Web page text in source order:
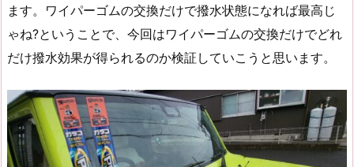
ます。ワイパーゴムの交換だけで撥水状態になれば最高じ
ゃね?ということで、今回はワイパーゴムの交換だけでどれ
だけ撥水効果が得られるのか検証していこうと思います。